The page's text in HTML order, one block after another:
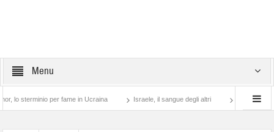
Menu
per fame in Ucraina Israele, il sangue degli altri Lotta di classe… tra